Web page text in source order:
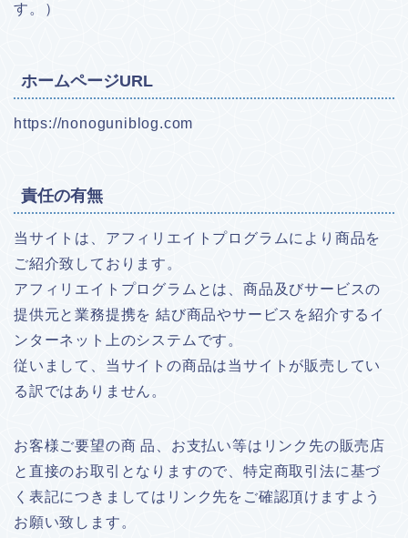
す。）
ホームページURL
https://nonoguniblog.com
責任の有無
当サイトは、アフィリエイトプログラムにより商品を
ご紹介致しております。
アフィリエイトプログラムとは、商品及びサービスの
提供元と業務提携を 結び商品やサービスを紹介するイ
ンターネット上のシステムです。
従いまして、当サイトの商品は当サイトが販売してい
る訳ではありません。
お客様ご要望の商 品、お支払い等はリンク先の販売店
と直接のお取引となりますので、特定商取引法に基づ
く表記につきましてはリンク先をご確認頂けますよう
お願い致します。